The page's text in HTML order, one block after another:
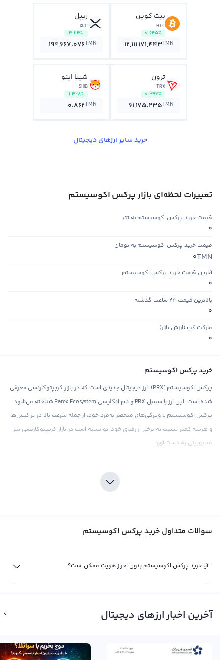
بیت کوین
BTC
0.645%
12,111,171,443TMN
ریپل
XRP
3.113%
194,667.076TMN
ترون
TRX
0.397%
61,175.235TMN
شیبا اینو
SHIB
1.328%
0.862TMN
خرید سایر ارزهای دیجیتال
تغییرات لحظه‌ای بازار پرکس اکوسیستم
قیمت خرید پرکس اکوسیستم به تتر
0
قیمت خرید پرکس اکوسیستم به تومان
TMN
0
آخرین قیمت خرید پرکس اکوسیستم
0
بالاترین قیمت ۲۴ ساعت گذشته
0
مارکت کپ (ارزش بازار)
0
خرید پرکس اکوسیستم
پرکس اکوسیستم (PRX)، ارز دیجیتال جدیدی است که در بازار کریپتوکارنسی معرفی
شده است. این ارز با سمبل PRX و نام انگلیسی Parex Ecosystem شناخته می‌شود.
پرکس اکوسیستم با ویژگی‌های منحصر به‌فرد خود، از جمله سرعت بالا در تراکنش‌ها
و هزینه کمتر نسبت به برخی از رقبای خود، توانسته است در بازار کریپتوکارنسی نیز
محبوبیتی به دست آورد.
دارایی‌های دیجیتال شما مطرح شود. در صرافی رابکس، شما می‌توانید با اطمینان
خاطر پرکس اکوسیستم را خریداری کنید، زیرا این صرافی با ارائه قیمت‌های رقابتی و
و توجه به جزئیات بازار است. در صورتی که می‌خواهید در این ارز سرمایه‌گذاری کنید،
همچنین، برای اطمینان بیشتر، می‌توانید از ابزارهای تحلیلی و اطلاعات به‌روز بازاری که
تا زمانی که شما مالک یک ارز دیجیتال مثل پرکس اکوسیستم با شماره اختصاری PRX
و نام انگلیسی Parex Ecosystem باشید، سود یا ضرر شما از آن تنها یک سود و ضرر
سوالات متداول خرید پرکس اکوسیستم
آیا خرید پرکس اکوسیستم بدون احراز هویت ممکن است؟
آخرین اخبار ارزهای دیجیتال